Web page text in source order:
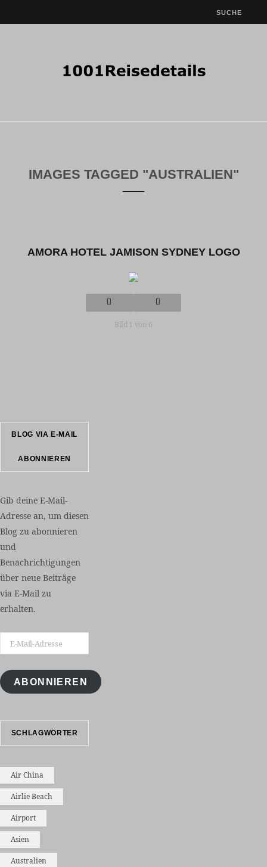
IMAGES TAGGED "AUSTRALIEN"
AMORA HOTEL JAMISON SYDNEY LOGO
Bild 1 von 6
BLOG VIA E-MAIL
ABONNIEREN
Gib deine E-Mail-
Adresse an, um diesen
Blog zu abonnieren
und
Benachrichtigungen
über neue Beiträge
via E-Mail zu
erhalten.
Mail-
Adresse
ABONNIEREN
SCHLAGWÖRTER
Air China
Airlie Beach
Airport
Asien
Australien